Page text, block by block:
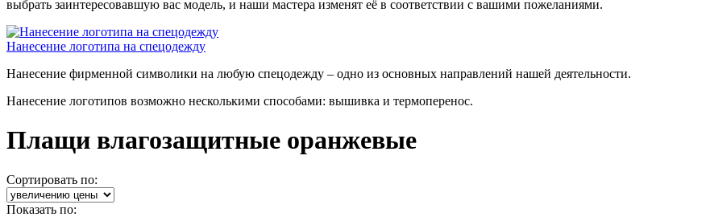
выбрать заинтересовавшую вас модель, и наши мастера изменят её в соответствии с вашими пожеланиями.
Нанесение логотипа на спецодежду
Нанесение фирменной символики на любую спецодежду – одно из основных направлений нашей деятельности.
Нанесение логотипов возможно несколькими способами: вышивка и термоперенос.
Плащи влагозащитные оранжевые
Сортировать по:
Показать по: